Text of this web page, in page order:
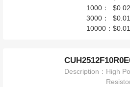
1000：
3000：
10000：
Description： High